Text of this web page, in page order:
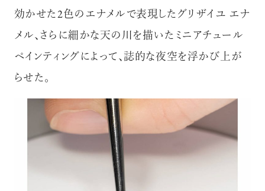
効かせた2色のエナメルで表現したグリザイユ エナ
メル、さらに細かな天の川を描いたミニアチュール
ペインティングによって、誌的な夜空を浮かび上が
らせた。